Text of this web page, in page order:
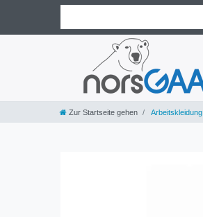
Zur Startseite gehen Arbeitskleidung